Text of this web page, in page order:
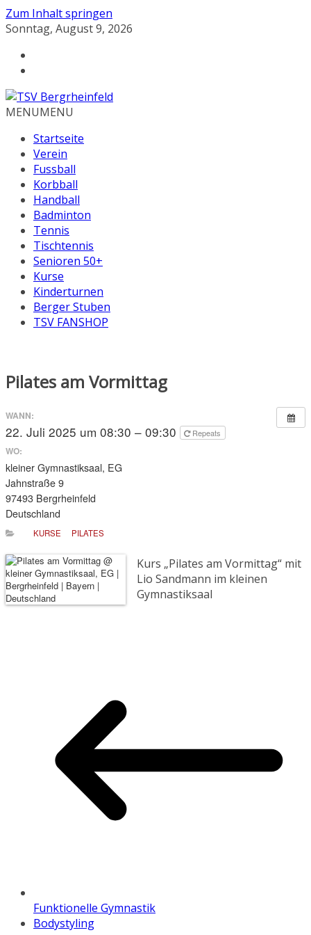
Zum Inhalt springen
Sonntag, August 9, 2026
MENUMENU
Startseite
Verein
Fussball
Korbball
Handball
Badminton
Tennis
Tischtennis
Senioren 50+
Kurse
Kinderturnen
Berger Stuben
TSV FANSHOP
Pilates am Vormittag
WANN:
22. Juli 2025 um 08:30 – 09:30 Repeats
WO:
kleiner Gymnastiksaal, EG
Jahnstraße 9
97493 Bergrheinfeld
Deutschland
KURSE PILATES
Kurs „Pilates am Vormittag“ mit
Lio Sandmann im kleinen
Gymnastiksaal
Funktionelle Gymnastik
Bodystyling